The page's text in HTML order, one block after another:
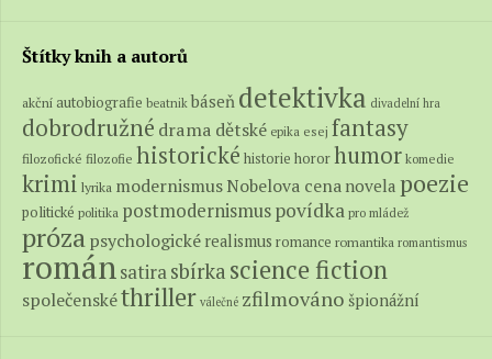
Štítky knih a autorů
akční autobiografie beatnik báseň detektivka divadelní hra
dobrodružné drama dětské epika esej fantasy
filozofické filozofie historické historie hororhumor komedie
krimi lyrika modernismus Nobelova cena novela poezie
politické politika postmodernismuspovídka pro mládež
prózapsychologické realismus romance romantika romantismus
románsatirasbírka science fiction
společenskéthriller válečné zfilmováno špionážní